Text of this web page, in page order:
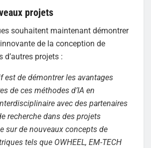
projets
souhaitent maintenant démontrer
de la conception de
d’autres projets :
est de démontrer les avantages
de ces méthodes d’IA en
avec des partenaires
recherche dans des projets
sur de nouveaux concepts de
tels que OWHEEL, EM-TECH